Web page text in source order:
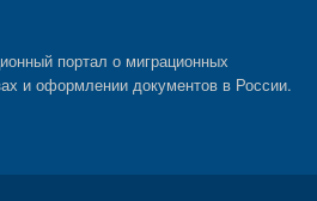
портал о миграционных
и оформлении документов в России.